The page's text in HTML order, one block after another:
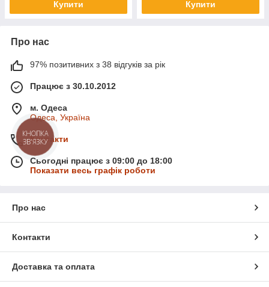
Купити Купити
Про нас
97% позитивних з 38 відгуків за рік
Працює з 30.10.2012
м. Одеса
Одеса, Україна
Контакти
Сьогодні працює з 09:00 до 18:00
Показати весь графік роботи
Про нас
Контакти
Доставка та оплата
КНОПКА
ЗВ'ЯЗКУ